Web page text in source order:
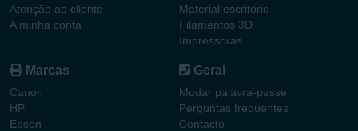
Atenção ao cliente
A minha conta
Material escritório
Filamentos 3D
Impressoras
Marcas
Canon
HP
Epson
Geral
Mudar palavra-passe
Perguntas frequentes
Contacto